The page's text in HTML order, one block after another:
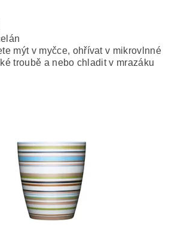
mýt v myčce, ohřívat v mikrovlnné
troubě a nebo chladit v mrazáku